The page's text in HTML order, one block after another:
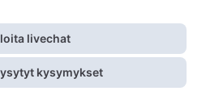
livechat
kysymykset